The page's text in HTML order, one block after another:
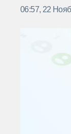
06:57, 22